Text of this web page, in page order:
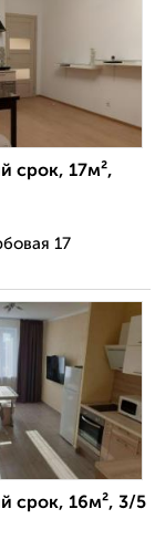
срок, 17м²,
17
срок, 16м², 3/5